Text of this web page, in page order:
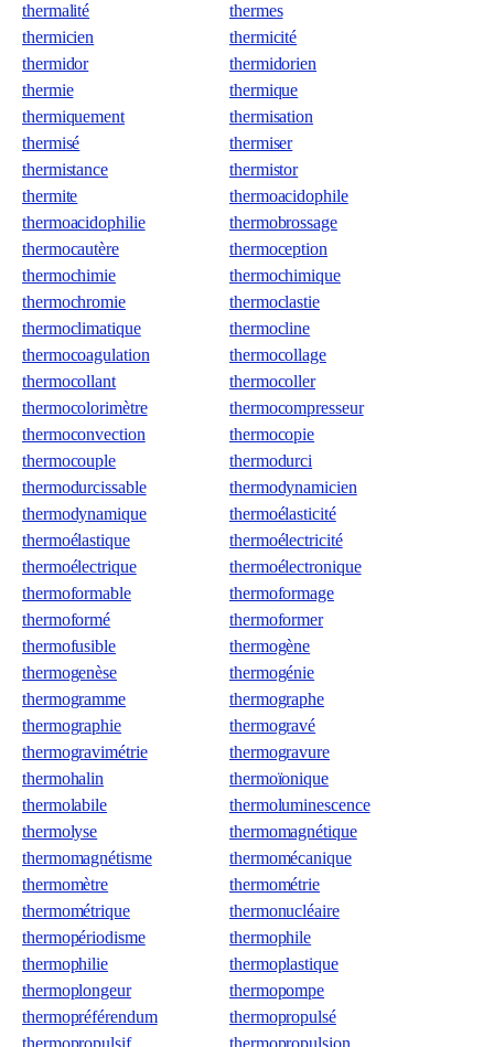
thermalité
thermes
thermicien
thermicité
thermidor
thermidorien
thermie
thermique
thermiquement
thermisation
thermisé
thermiser
thermistance
thermistor
thermite
thermoacidophile
thermoacidophilie
thermobrossage
thermocautère
thermoception
thermochimie
thermochimique
thermochromie
thermoclastie
thermoclimatique
thermocline
thermocoagulation
thermocollage
thermocollant
thermocoller
thermocolorimètre
thermocompresseur
thermoconvection
thermocopie
thermocouple
thermodurci
thermodurcissable
thermodynamicien
thermodynamique
thermoélasticité
thermoélastique
thermoélectricité
thermoélectrique
thermoélectronique
thermoformable
thermoformage
thermoformé
thermoformer
thermofusible
thermogène
thermogenèse
thermogénie
thermogramme
thermographe
thermographie
thermogravé
thermogravimétrie
thermogravure
thermohalin
thermoïonique
thermolabile
thermoluminescence
thermolyse
thermomagnétique
thermomagnétisme
thermomécanique
thermomètre
thermométrie
thermométrique
thermonucléaire
thermopériodisme
thermophile
thermophilie
thermoplastique
thermoplongeur
thermopompe
thermopréférendum
thermopropulsé
thermopropulsif
thermopropulsion